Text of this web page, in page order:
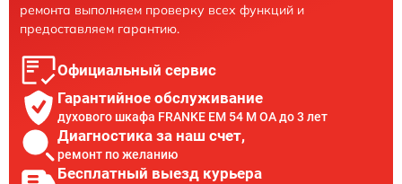
ремонта выполняем проверку всех функций и
предоставляем гарантию.
Официальный сервис
Гарантийное обслуживание
духового шкафа FRANKE EM 54 M OA до 3 лет
Диагностика за наш счет,
ремонт по желанию
Бесплатный выезд курьера